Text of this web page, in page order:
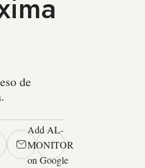
de
Add AL-
MONITOR
on Google